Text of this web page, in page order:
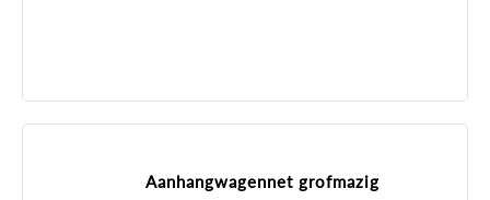
Aanhangwagennet grofmazig